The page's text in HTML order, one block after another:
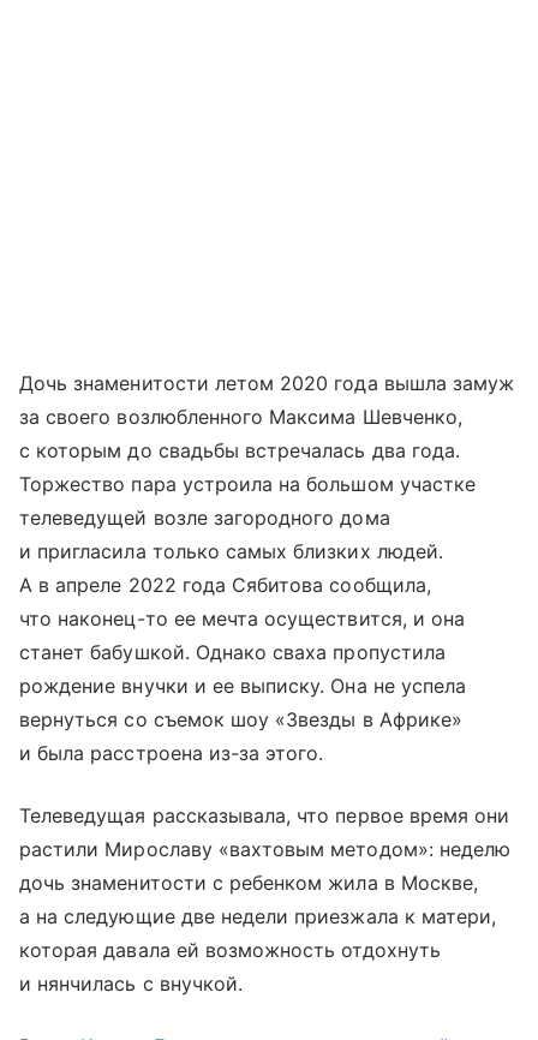
Дочь знаменитости летом 2020 года вышла замуж
за своего возлюбленного Максима Шевченко,
с которым до свадьбы встречалась два года.
Торжество пара устроила на большом участке
телеведущей возле загородного дома
и пригласила только самых близких людей.
А в апреле 2022 года Сябитова сообщила,
что наконец-то ее мечта осуществится, и она
станет бабушкой. Однако сваха пропустила
рождение внучки и ее выписку. Она не успела
вернуться со съемок шоу «Звезды в Африке»
и была расстроена из-за этого.
Телеведущая рассказывала, что первое время они
растили Мирославу «вахтовым методом»: неделю
дочь знаменитости с ребенком жила в Москве,
а на следующие две недели приезжала к матери,
которая давала ей возможность отдохнуть
и нянчилась с внучкой.